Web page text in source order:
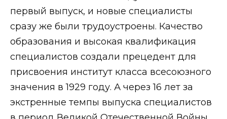
первый выпуск, и новые специалисты
сразу же были трудоустроены. Качество
образования и высокая квалификация
специалистов создали прецедент для
присвоения институт класса всесоюзного
значения в 1929 году. А через 16 лет за
экстренные темпы выпуска специалистов